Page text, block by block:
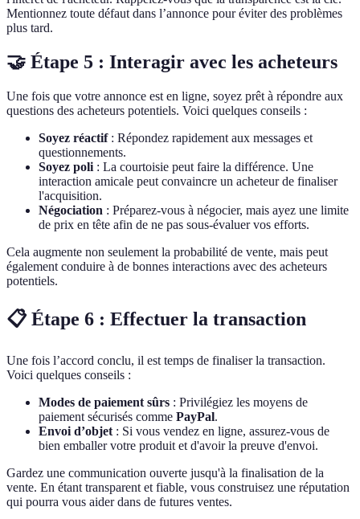
Mentionnez toute défaut dans l’annonce pour éviter des problèmes
plus tard.
🤝 Étape 5 : Interagir avec les acheteurs
Une fois que votre annonce est en ligne, soyez prêt à répondre aux
questions des acheteurs potentiels. Voici quelques conseils :
Soyez réactif: Répondez rapidement aux messages et
questionnements.
Soyez poli : La courtoisie peut faire la différence. Une
interaction amicale peut convaincre un acheteur de finaliser
l'acquisition.
Négociation : Préparez-vous à négocier, mais ayez une limite
de prix en tête afin de ne pas sous-évaluer vos efforts.
Cela augmente non seulement la probabilité de vente, mais peut
également conduire à de bonnes interactions avec des acheteurs
potentiels.
📋 Étape 6 : Effectuer la transaction
Une fois l’accord conclu, il est temps de finaliser la transaction.
Voici quelques conseils :
Modes de paiement sûrs : Privilégiez les moyens de
paiement sécurisés comme PayPal.
Envoi d’objet : Si vous vendez en ligne, assurez-vous de
bien emballer votre produit et d'avoir la preuve d'envoi.
Gardez une communication ouverte jusqu'à la finalisation de la
vente. En étant transparent et fiable, vous construisez une réputation
qui pourra vous aider dans de futures ventes.